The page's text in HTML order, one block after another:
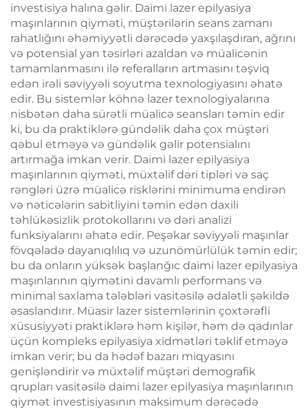
investisiya halına gəlir. Daimi lazer epilyasiya
maşınlarının qiyməti, müştərilərin seans zamanı
rahatlığını əhəmiyyətli dərəcədə yaxşılaşdıran, ağrını
və potensial yan təsirləri azaldan və müalicənin
tamamlanmasını ilə referalların artmasını təşviq
edən irəli səviyyəli soyutma texnologiyasını əhatə
edir. Bu sistemlər köhnə lazer texnologiyalarına
nisbətən daha sürətli müalicə seansları təmin edir
ki, bu da praktiklərə gündəlik daha çox müştəri
qəbul etməyə və gündəlik gəlir potensialını
artırmağa imkan verir. Daimi lazer epilyasiya
maşınlarının qiyməti, müxtəlif dəri tipləri və saç
rəngləri üzrə müalicə risklərini minimuma endirən
və nəticələrin sabitliyini təmin edən daxili
təhlükəsizlik protokollarını və dəri analizi
funksiyalarını əhatə edir. Peşəkar səviyyəli maşınlar
fövqəladə dayanıqlılıq və uzunömürlülük təmin edir;
bu da onların yüksək başlanğıc daimi lazer epilyasiya
maşınlarının qiymətini davamlı performans və
minimal saxlama tələbləri vasitəsilə ədalətli şəkildə
əsaslandırır. Müasir lazer sistemlərinin çoxtərəfli
xüsusiyyəti praktiklərə həm kişilər, həm də qadınlar
üçün kompleks epilyasiya xidmətləri təklif etməyə
imkan verir; bu da hədəf bazarı miqyasını
genişləndirir və müxtəlif müştəri demografik
qrupları vasitəsilə daimi lazer epilyasiya maşınlarının
qiymət investisiyasının maksimum dərəcədə